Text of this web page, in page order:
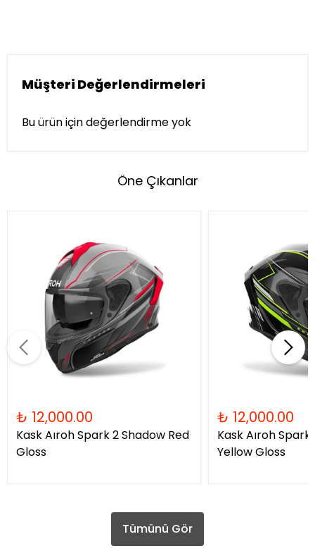
Müşteri Değerlendirmeleri
Bu ürün için değerlendirme yok
Öne Çıkanlar
₺ 12,000.00
Kask Aıroh Spark 2 Shadow Red
Gloss
₺ 12,000.00
Kask Aıroh
Yellow Gloss
Tümünü Gör